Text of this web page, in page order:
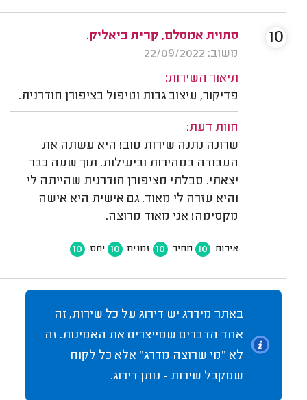
סתוית אמסלם, קרית ביאליק.
משוב: 22/09/2022
תיאור השירות:
פדיקור, עיצוב גבות וטיפול בציפורן חודרנית.
חוות דעת:
שרונה נתנה שירות טוב! היא עשתה את
העבודה במהירות וביעילות. תוך שעה כבר
יצאתי. סבלתי מציפורן חודרנית שהייתה לי
והיא עזרה לי מאוד. גם אישית היא אישה
מקסימה! אני מאוד מרוצה.
איכות 10 מחיר 10 זמנים 10 יחס 10
10
באתר מידרג יש דירוג על כל שירות, זה
אחד הדברים שמייצרים את האמינות. זה
לא "מי שרוצה מדרג" אלא כל לקוח
שמקבל שירות - נותן דירוג.